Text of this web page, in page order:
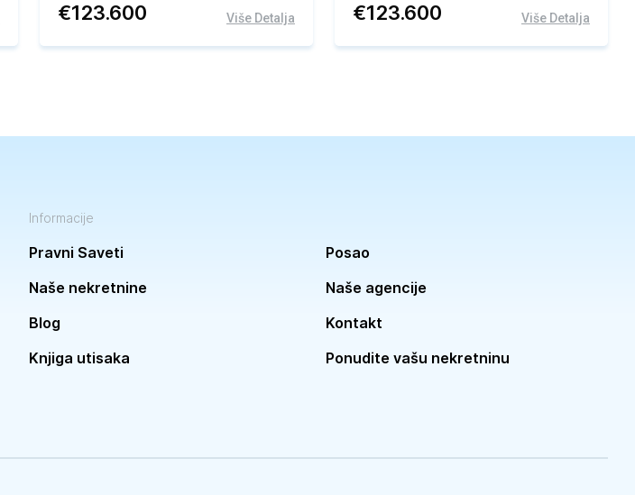
€123.600 Više Detalja €123.600 Više Detalja
Informacije
Pravni Saveti
Posao
Naše nekretnine
Naše agencije
Blog
Kontakt
Knjiga utisaka
Ponudite vašu nekretninu